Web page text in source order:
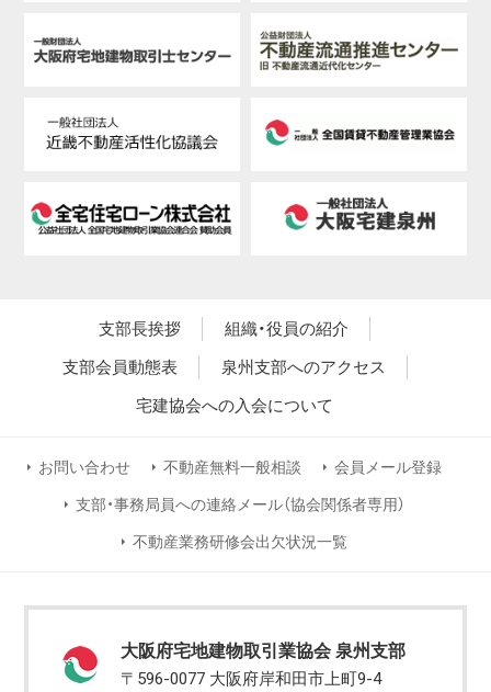
支部長挨拶
組織・役員の紹介
支部会員動態表
泉州支部へのアクセス
宅建協会への入会について
お問い合わせ 不動産無料一般相談 会員メール登録
支部・事務局員への連絡メール（協会関係者専用）
不動産業務研修会出欠状況一覧
大阪府宅地建物取引業協会 泉州支部
〒596-0077 大阪府岸和田市上町9-4